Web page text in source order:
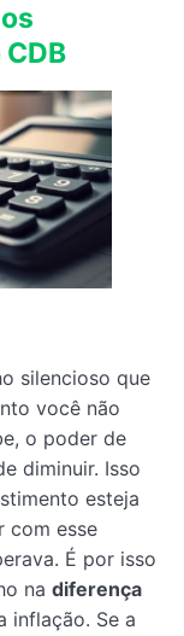
silencioso que
você não
o poder de
diminuir. Isso
esteja
com esse
É por isso
na diferença
inflação. Se a